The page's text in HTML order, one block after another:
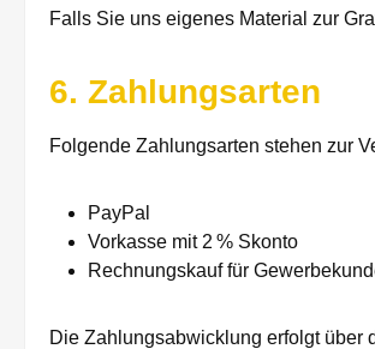
Falls Sie uns eigenes Material zur
6. Zahlungsarten
Folgende Zahlungsarten stehen zur
PayPal
Vorkasse mit 2 % Skonto
Rechnungskauf für
Die Zahlungsabwicklung erfolgt über